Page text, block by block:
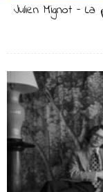
Julien Mignot –